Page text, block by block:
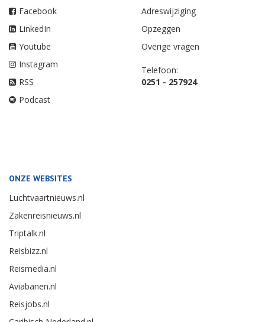
Facebook
LinkedIn
Youtube
Instagram
RSS
Podcast
Adreswijziging
Opzeggen
Overige vragen
Telefoon:
0251 - 257924
ONZE WEBSITES
Luchtvaartnieuws.nl
Zakenreisnieuws.nl
Triptalk.nl
Reisbizz.nl
Reismedia.nl
Aviabanen.nl
Reisjobs.nl